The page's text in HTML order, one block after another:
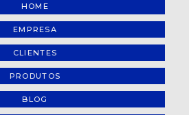
HOME
EMPRESA
CLIENTES
PRODUTOS
BLOG